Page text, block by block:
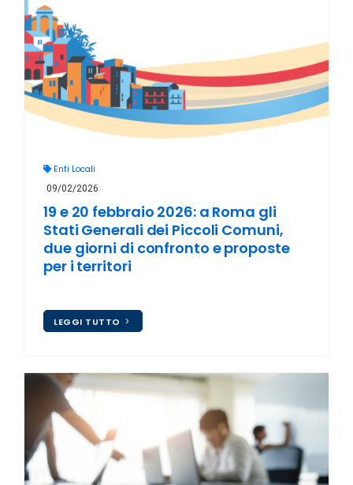
Enti Locali
09/02/2026
19 e 20 febbraio 2026: a Roma gli
Stati Generali dei Piccoli Comuni,
due giorni di confronto e proposte
per i territori
LEGGI TUTTO